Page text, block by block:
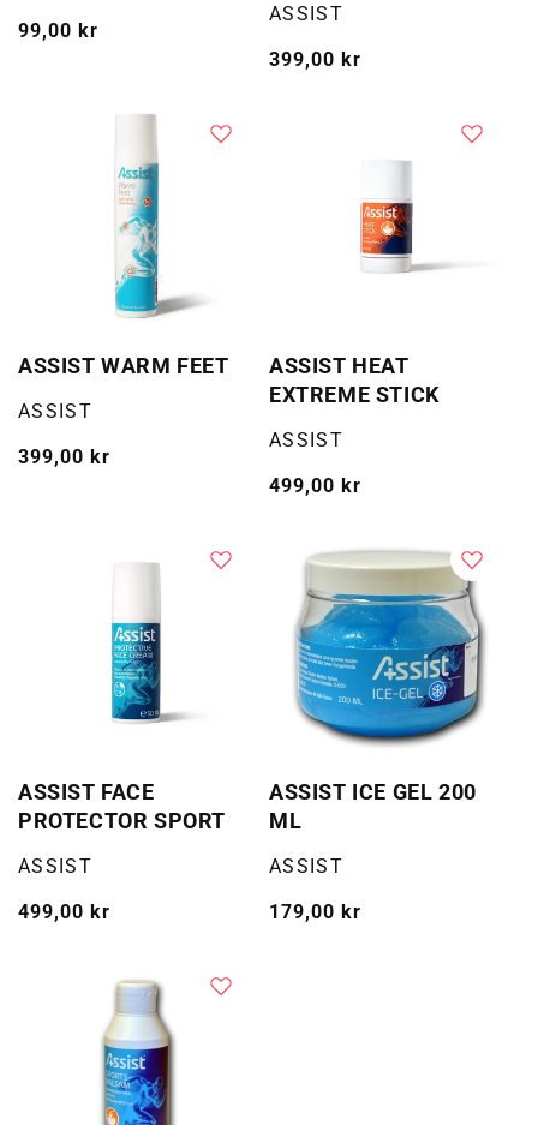
Vanlig
99,00 kr
Selger:
ASSIST
Vanlig
399,00 kr
ASSIST WARM FEET
Selger:
ASSIST
Vanlig
399,00 kr
ASSIST HEAT
EXTREME STICK
Selger:
ASSIST
Vanlig
499,00 kr
ASSIST FACE
PROTECTOR SPORT
Selger:
ASSIST
Vanlig
499,00 kr
ASSIST ICE GEL 200
ML
Selger:
ASSIST
Vanlig
179,00 kr